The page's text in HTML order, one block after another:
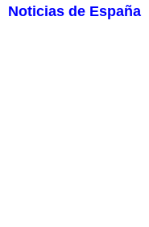
Noticias de España